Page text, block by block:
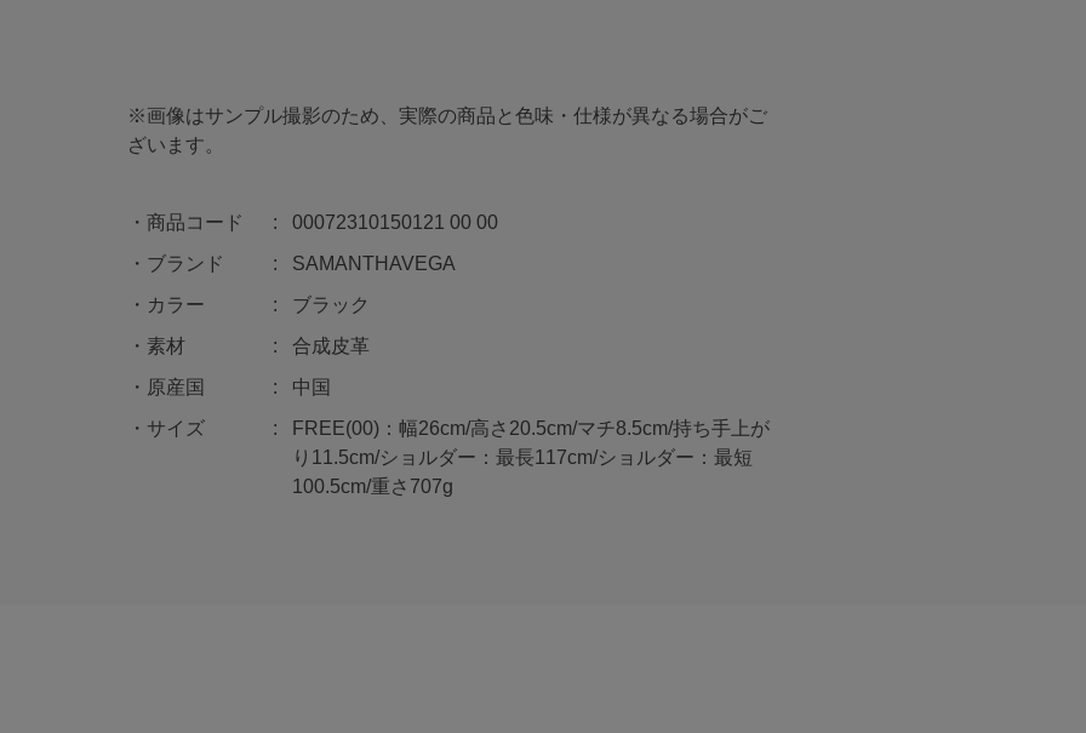
※画像はサンプル撮影のため、実際の商品と色味・仕様が異なる場合がご
ざいます。
商品コード
00072310150121 00 00
ブランド
SAMANTHAVEGA
カラー
ブラック
素材
合成皮革
原産国
中国
サイズ
FREE(00)：幅26cm/高さ20.5cm/マチ8.5cm/持ち手上が
り11.5cm/ショルダー：最長117cm/ショルダー：最短
100.5cm/重さ707g